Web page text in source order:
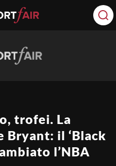
trofei. La
Bryant: il ‘Black
l’NBA